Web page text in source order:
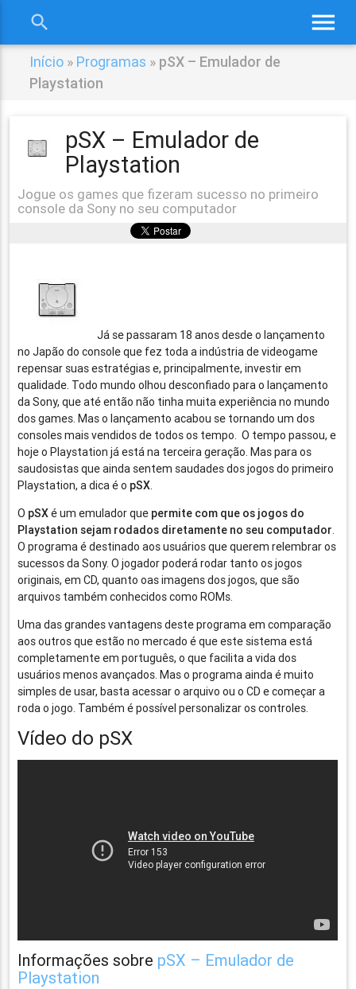
menu
search
Início » Programas » pSX – Emulador de
Playstation
pSX – Emulador de
Playstation
Jogue os games que fizeram sucesso no primeiro
console da Sony no seu computador
Já se passaram 18 anos desde o lançamento
no Japão do console que fez toda a indústria de videogame
repensar suas estratégias e, principalmente, investir em
qualidade. Todo mundo olhou desconfiado para o lançamento
da Sony, que até então não tinha muita experiência no mundo
dos games. Mas o lançamento acabou se tornando um dos
consoles mais vendidos de todos os tempo. O tempo passou, e
hoje o Playstation já está na terceira geração. Mas para os
saudosistas que ainda sentem saudades dos jogos do primeiro
Playstation, a dica é o pSX.
O pSXé um emulador que permite com que os jogos do
Playstation sejam rodados diretamente no seu computador.
O programa é destinado aos usuários que querem relembrar os
sucessos da Sony. O jogador poderá rodar tanto os jogos
originais, em CD, quanto oas imagens dos jogos, que são
arquivos também conhecidos como ROMs.
Uma das grandes vantagens deste programa em comparação
aos outros que estão no mercado é que este sistema está
completamente em português, o que facilita a vida dos
usuários menos avançados. Mas o programa ainda é muito
simples de usar, basta acessar o arquivo ou o CD e começar a
roda o jogo. Também é possível personalizar os controles.
Vídeo do pSX
Informações sobre pSX – Emulador de
Playstation